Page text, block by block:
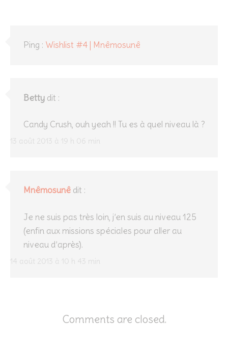
Ping : Wishlist #4 | Mnêmosunê
Betty dit :
13 août 2013 à 19 h 06 min
Candy Crush, ouh yeah !! Tu es à quel niveau là ?
Mnêmosunê dit :
14 août 2013 à 10 h 43 min
Je ne suis pas très loin, j’en suis au niveau 125
(enfin aux missions spéciales pour aller au
niveau d’après).
Comments are closed.